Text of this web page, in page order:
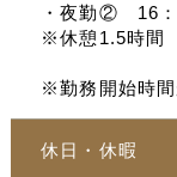
・夜勤② 16：
※休憩1.5時間
※勤務開始時
休日・休暇